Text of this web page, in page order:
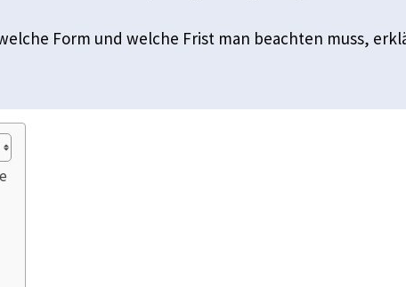
Form und welche Frist man beachten muss,